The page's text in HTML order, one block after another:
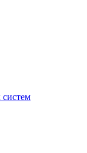
систем